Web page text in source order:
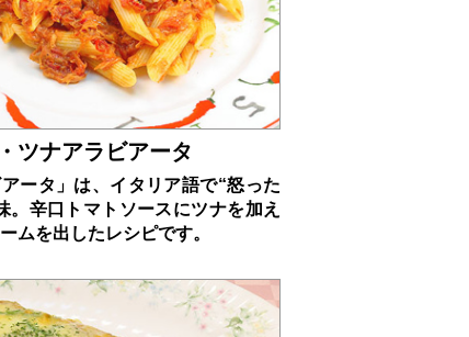
ツナアラビアータ
アータ」は、イタリア語で“怒った
。辛口トマトソースにツナを加え
ムを出したレシピです。